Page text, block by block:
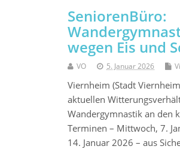
SeniorenBüro:
wegen Eis und
VO 5. Januar 2026
Viernheim (Stadt
aktuellen
Wandergymnastik an den
Terminen – Mittwoch, 7.
14. Januar 2026 – aus